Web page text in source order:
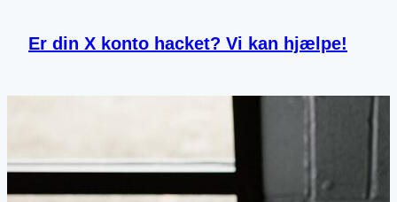
Er din X konto hacket? Vi kan hjælpe!